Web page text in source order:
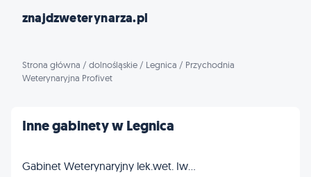
znajdzweterynarza.pl
Strona główna / dolnośląskie / Legnica / Przychodnia
Weterynaryjna Profivet
Inne gabinety w Legnica
Gabinet Weterynaryjny lek.wet. Iwona Stolarska